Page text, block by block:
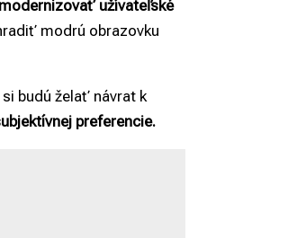
užívateľské
modrú obrazovku
budú želať návrat k
preferencie.